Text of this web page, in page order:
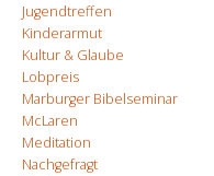
Jugendtreffen
Kinderarmut
Kultur & Glaube
Lobpreis
Marburger Bibelseminar
McLaren
Meditation
Nachgefragt